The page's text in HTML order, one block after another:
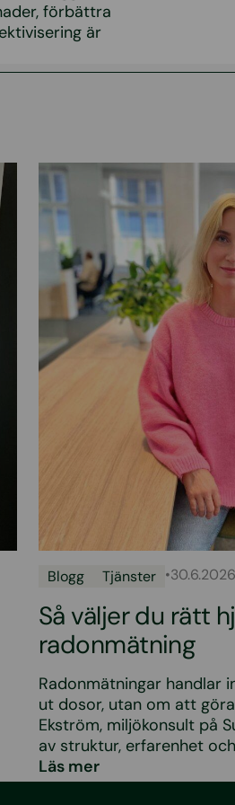
förbättra
är
Blogg Tjänster •30.6.2026
Så väljer du rätt
radonmätning
Radonmätningar handlar
ut dosor, utan om att
Ekström, miljökonsult på
av struktur, erfarenhet
Läs mer